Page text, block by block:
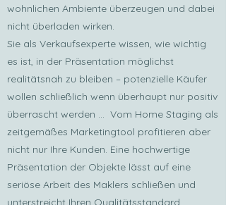
wohnlichen Ambiente überzeugen und dabei
nicht überladen wirken.
Sie als Verkaufsexperte wissen, wie wichtig
es ist, in der Präsentation möglichst
realitätsnah zu bleiben – potenzielle Käufer
wollen schließlich wenn überhaupt nur positiv
überrascht werden … Vom Home Staging als
zeitgemäßes Marketingtool profitieren aber
nicht nur Ihre Kunden. Eine hochwertige
Präsentation der Objekte lässt auf eine
seriöse Arbeit des Maklers schließen und
unterstreicht Ihren Qualitätsstandard